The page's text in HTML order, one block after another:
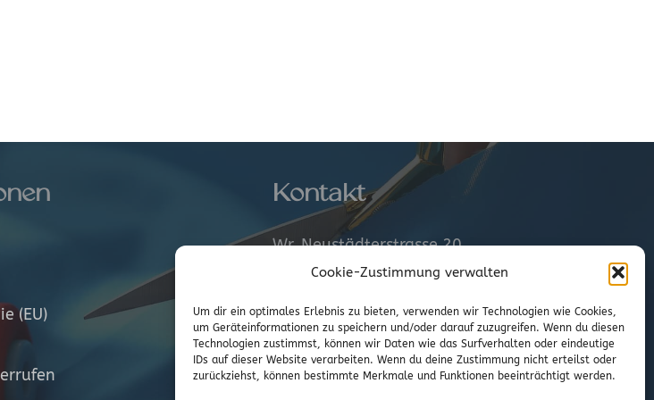
Cookie-Zustimmung verwalten
Um dir ein optimales Erlebnis zu bieten, verwenden wir Technologien wie Cookies,
um Geräteinformationen zu speichern und/oder darauf zuzugreifen. Wenn du diesen
Technologien zustimmst, können wir Daten wie das Surfverhalten oder eindeutige
IDs auf dieser Website verarbeiten. Wenn du deine Zustimmung nicht erteilst oder
zurückziehst, können bestimmte Merkmale und Funktionen beeinträchtigt werden.
(EU)
Kontakt
Wr. Neustädterstrasse 20
2540 Bad Vöslau
02252/72974
office@to-stoffe.at
Impressum|Datenschutz